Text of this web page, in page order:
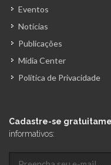
Eventos
Notícias
Publicações
Mídia Center
Política de Privacidade
Cadastre-se
informativos: